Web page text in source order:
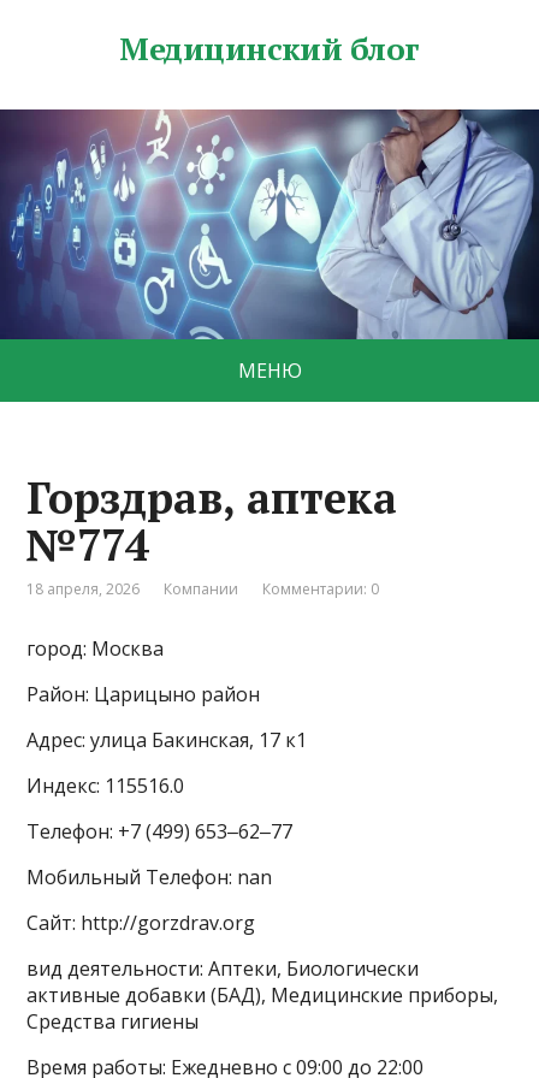
Медицинский блог
МЕНЮ
Горздрав, аптека
№774
18 апреля, 2026 Компании Комментарии: 0
город: Москва
Район: Царицыно район
Адрес: улица Бакинская, 17 к1
Индекс: 115516.0
Телефон: +7 (499) 653‒62‒77
Мобильный Телефон: nan
Сайт: http://gorzdrav.org
вид деятельности: Аптеки, Биологически
активные добавки (БАД), Медицинские приборы,
Средства гигиены
Время работы: Ежедневно с 09:00 до 22:00